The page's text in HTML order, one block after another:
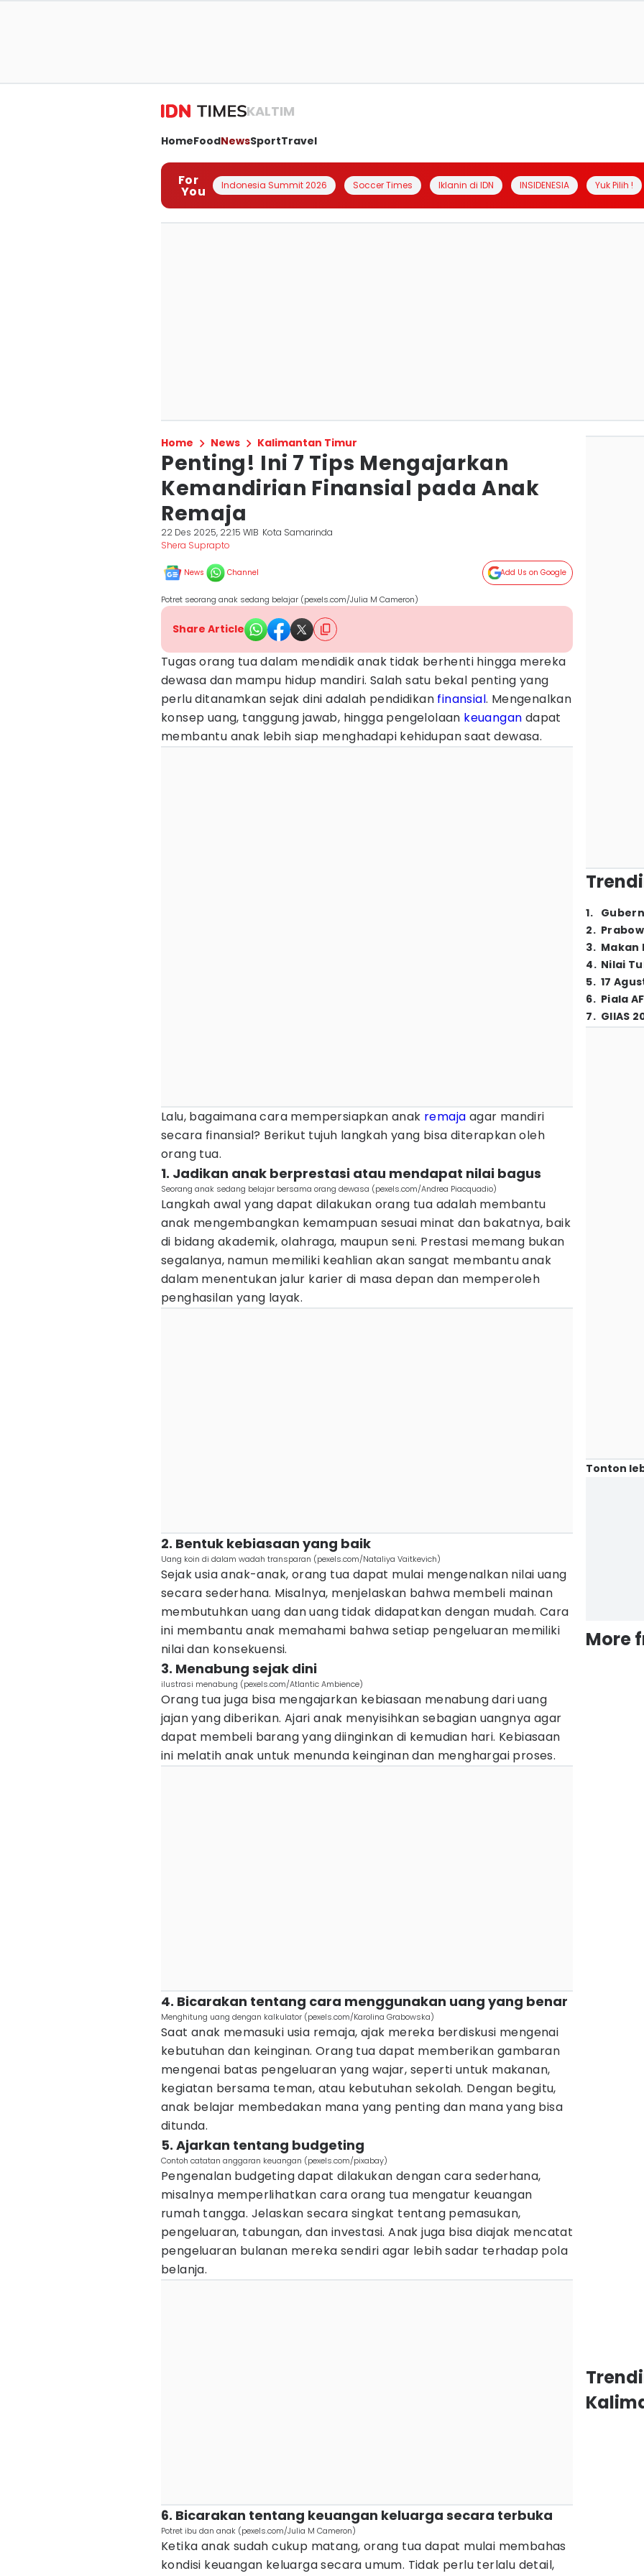
KALTIM
HomeFoodNewsSportTravel
For
You Indonesia Summit 2026 Soccer Times Iklanin di IDN INSIDENESIA Yuk Pilih !
Home News Kalimantan Timur
Penting! Ini 7 Tips Mengajarkan
Kemandirian Finansial pada Anak
Remaja
22 Des 2025, 22:15 WIB Kota Samarinda
Shera Suprapto
News Channel Add Us on Google
Potret seorang anak sedang belajar (pexels.com/Julia M Cameron)
Share Article
Tugas orang tua dalam mendidik anak tidak berhenti hingga mereka
dewasa dan mampu hidup mandiri. Salah satu bekal penting yang
perlu ditanamkan sejak dini adalah pendidikan finansial. Mengenalkan
konsep uang, tanggung jawab, hingga pengelolaan keuangan dapat
membantu anak lebih siap menghadapi kehidupan saat dewasa.
Lalu, bagaimana cara mempersiapkan anak remaja agar mandiri
secara finansial? Berikut tujuh langkah yang bisa diterapkan oleh
orang tua.
1. Jadikan anak berprestasi atau mendapat nilai bagus
Seorang anak sedang belajar bersama orang dewasa (pexels.com/Andrea Piacquadio)
Langkah awal yang dapat dilakukan orang tua adalah membantu
anak mengembangkan kemampuan sesuai minat dan bakatnya, baik
di bidang akademik, olahraga, maupun seni. Prestasi memang bukan
segalanya, namun memiliki keahlian akan sangat membantu anak
dalam menentukan jalur karier di masa depan dan memperoleh
penghasilan yang layak.
2. Bentuk kebiasaan yang baik
Uang koin di dalam wadah transparan (pexels.com/Nataliya Vaitkevich)
Sejak usia anak-anak, orang tua dapat mulai mengenalkan nilai uang
secara sederhana. Misalnya, menjelaskan bahwa membeli mainan
membutuhkan uang dan uang tidak didapatkan dengan mudah. Cara
ini membantu anak memahami bahwa setiap pengeluaran memiliki
nilai dan konsekuensi.
3. Menabung sejak dini
ilustrasi menabung (pexels.com/Atlantic Ambience)
Orang tua juga bisa mengajarkan kebiasaan menabung dari uang
jajan yang diberikan. Ajari anak menyisihkan sebagian uangnya agar
dapat membeli barang yang diinginkan di kemudian hari. Kebiasaan
ini melatih anak untuk menunda keinginan dan menghargai proses.
4. Bicarakan tentang cara menggunakan uang yang benar
Menghitung uang dengan kalkulator (pexels.com/Karolina Grabowska)
Saat anak memasuki usia remaja, ajak mereka berdiskusi mengenai
kebutuhan dan keinginan. Orang tua dapat memberikan gambaran
mengenai batas pengeluaran yang wajar, seperti untuk makanan,
kegiatan bersama teman, atau kebutuhan sekolah. Dengan begitu,
anak belajar membedakan mana yang penting dan mana yang bisa
ditunda.
5. Ajarkan tentang budgeting
Contoh catatan anggaran keuangan (pexels.com/pixabay)
Pengenalan budgeting dapat dilakukan dengan cara sederhana,
misalnya memperlihatkan cara orang tua mengatur keuangan
rumah tangga. Jelaskan secara singkat tentang pemasukan,
pengeluaran, tabungan, dan investasi. Anak juga bisa diajak mencatat
pengeluaran bulanan mereka sendiri agar lebih sadar terhadap pola
belanja.
6. Bicarakan tentang keuangan keluarga secara terbuka
Potret ibu dan anak (pexels.com/Julia M Cameron)
Ketika anak sudah cukup matang, orang tua dapat mulai membahas
kondisi keuangan keluarga secara umum. Tidak perlu terlalu detail,
1.
2.
3. Makan
4. Nilai
5. 17
6. Piala
7. GIIAS
Tonton
More